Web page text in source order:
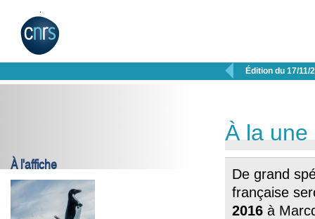
 Édition du 17/11/
À l'affiche
À la une
De grand
française
2016 à